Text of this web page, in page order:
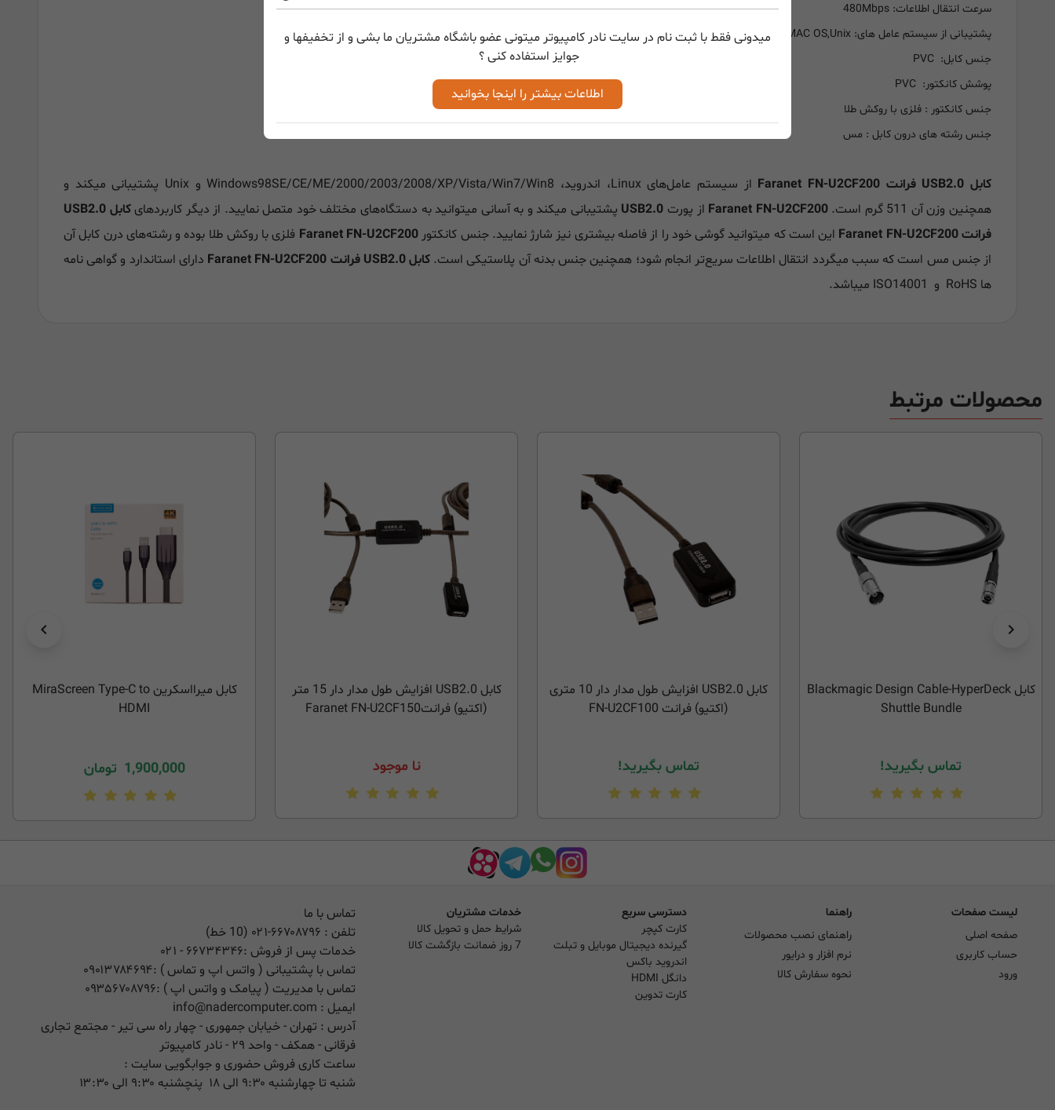
میدونی فقط با ثبت نام در سایت نادر کامپیوتر میتونی عضو باشگاه مشتریان ما بشی و از تخفیفها و
جوایز استفاده کنی ؟
اطلاعات بیشتر را اینجا بخوانید
سرعت انتقال اطلاعات: 480Mbps
پشتیبانی از سیستم عامل های: Windows98SE/CE/ME/2000/2003/2008/XP/Vista/Win7/Win8/Android , Linux, MAC OS,Unix
جنس کابل: PVC
پوشش کانکتور: PVC
جنس کانکتور : فلزی با روکش طلا
جنس رشته های درون کابل : مس
کابل USB2.0 فرانت Faranet FN-U2CF200
از سیستم عامل‌های Linux، اندروید، Windows98SE/CE/ME/2000/2003/2008/XP/Vista/Win7/Win8 و Unix پشتیبانی میکند و
همچنین وزن آن 511 گرم است.
Faranet FN-U2CF200 از پورت USB2.0 پشتیبانی میکند و به آسانی میتوانید به دستگاه‌های مختلف خود متصل نمایید. از دیگر کاربردهای
کابل USB2.0
فرانت Faranet FN-U2CF200
این است که میتوانید گوشی خود را از فاصله بیشتری نیز شارژ نمایید. جنس کانکتور Faranet FN-U2CF200 فلزی با روکش طلا بوده و رشته‌های درن کابل آن
از جنس مس است که سبب میگردد انتقال اطلاعات سریع‌تر انجام شود؛ همچنین جنس بدنه آن پلاستیکی است. کابل USB2.0 فرانت Faranet FN-U2CF200
دارای استاندارد و گواهی نامه
ها RoHS و ISO14001 میباشد.
محصولات مرتبط
کابل Blackmagic Design Cable-HyperDeck
Shuttle Bundle
تماس بگیرید!
کابل USB2.0 افزایش طول مدار دار 10 متری
(اکتیو) فرانت FN-U2CF100
تماس بگیرید!
کابل USB2.0 افزایش طول مدار دار 15 متر
(اکتیو) فرانتFaranet FN-U2CF150
نا موجود
کابل میرااسکرین MiraScreen Type-C to
HDMI
1,900,000 تومان
لیست صفحات
صفحه اصلی
حساب کاربری
ورود
راهنما
راهنمای نصب محصولات
نرم افزار و درایور
نحوه سفارش کالا
دسترسی سریع
کارت کپچر
گیرنده دیجیتال موبایل و تبلت
اندروید باکس
دانگل HDMI
کارت تدوین
خدمات مشتریان
شرایط حمل و تحویل کالا
7 روز ضمانت بازگشت کالا
تماس با ما
تلفن : ۰۲۱-۶۶۷۰۸۷۹۶ (10 خط)
خدمات پس از فروش :۶۶۷۳۴۳۴۶ - ۰۲۱
تماس با پشتیبانی ( واتس اپ و تماس ) :۰۹۰۱۳۷۸۴۶۹۴
تماس با مدیریت ( پیامک و واتس اپ ) :۰۹۳۵۶۷۰۸۷۹۶
ایمیل : info@nadercomputer.com
آدرس : تهران - خیابان جمهوری - چهار راه سی تیر - مجتمع تجاری
فرقانی - همکف - واحد ۲۹ - نادر کامپیوتر
ساعت کاری فروش حضوری و جوابگویی سایت :
شنبه تا چهارشنبه ۹:۳۰ الی ۱۸ پنچشنبه ۹:۳۰ الی ۱۳:۳۰